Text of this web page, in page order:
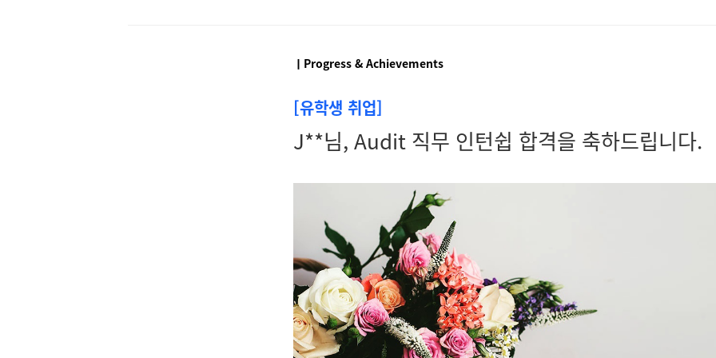
ㅣProgress & Achievements
[유학생 취업]
J**님, Audit 직무 인턴쉽 합격을 축하드립니다.